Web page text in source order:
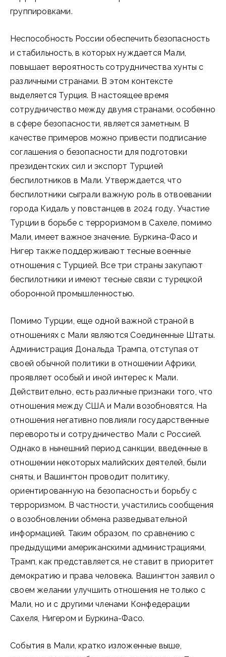
группировками.
Неспособность России обеспечить безопасность
и стабильность, в которых нуждается Мали,
повышает вероятность сотрудничества хунты с
различными странами. В этом контексте
выделяется Турция. В настоящее время
сотрудничество между двумя странами, особенно
в сфере безопасности, является заметным. В
качестве примеров можно привести подписание
соглашения о безопасности для подготовки
президентских сил и экспорт Турцией
беспилотников в Мали. Утверждается, что
беспилотники сыграли важную роль в отвоевании
города Кидаль у повстанцев в 2024 году. Участие
Турции в борьбе с терроризмом в Сахеле, помимо
Мали, имеет важное значение. Буркина-Фасо и
Нигер также поддерживают тесные военные
отношения с Турцией. Все три страны закупают
беспилотники и имеют тесные связи с турецкой
оборонной промышленностью.
Помимо Турции, еще одной важной страной в
отношениях с Мали являются Соединенные Штаты.
Администрация Дональда Трампа, отступая от
своей обычной политики в отношении Африки,
проявляет особый и иной интерес к Мали.
Действительно, есть различные признаки того, что
отношения между США и Мали возобновятся. На
отношения негативно повлияли государственные
перевороты и сотрудничество Мали с Россией.
Однако в нынешний период санкции, введенные в
отношении некоторых малийских деятелей, были
сняты, и Вашингтон проводит политику,
ориентированную на безопасность и борьбу с
терроризмом. В частности, участились сообщения
о возобновлении обмена разведывательной
информацией. Таким образом, по сравнению с
предыдущими американскими администрациями,
Трамп, как представляется, не ставит в приоритет
демократию и права человека. Вашингтон заявил о
своем желании улучшить отношения не только с
Мали, но и с другими членами Конфедерации
Сахеля, Нигером и Буркина-Фасо.
События в Мали, кратко изложенные выше,